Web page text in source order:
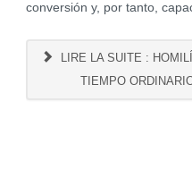
conversión y, por tanto,
LIRE LA SUITE :
TIEMPO